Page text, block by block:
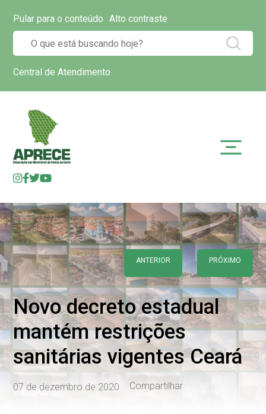
Pular para o conteúdo Alto contraste
Central de Atendimento
ANTERIOR PRÓXIMO
Novo decreto estadual
mantém restrições
sanitárias vigentes Ceará
07 de dezembro de 2020 Compartilhar